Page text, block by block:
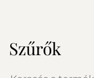
Szűrők